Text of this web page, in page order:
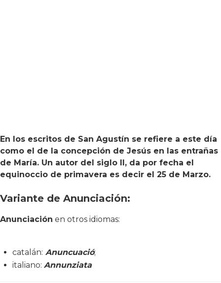
En los escritos de San Agustín se refiere a este día
como el de la concepción de Jesús en las entrañas
de María. Un autor del siglo II, da por fecha el
equinoccio de primavera es decir el 25 de Marzo.
Variante de Anunciación:
Anunciación en otros idiomas:
catalán: Anuncuació;
italiano: Annunziata